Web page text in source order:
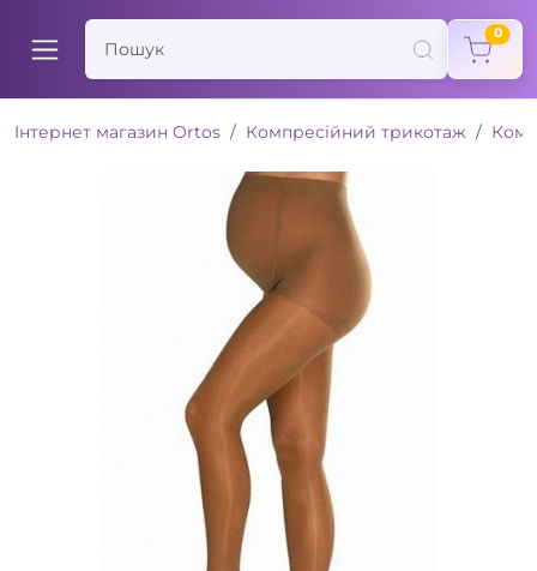
0
Інтернет магазин Ortos Компресійний трикотаж